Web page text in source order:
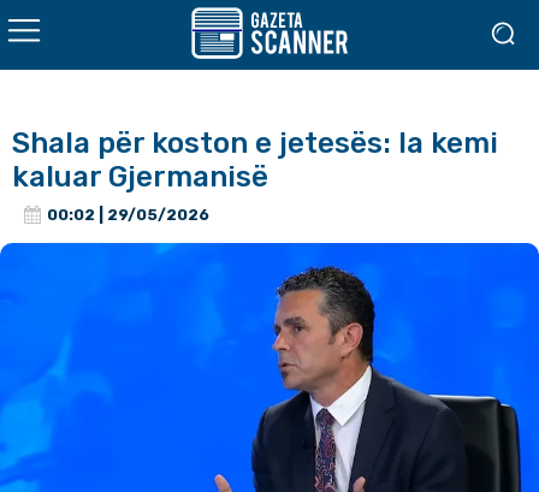
Shala për koston e jetesës: Ia kemi
kaluar Gjermanisë
00:02 | 29/05/2026